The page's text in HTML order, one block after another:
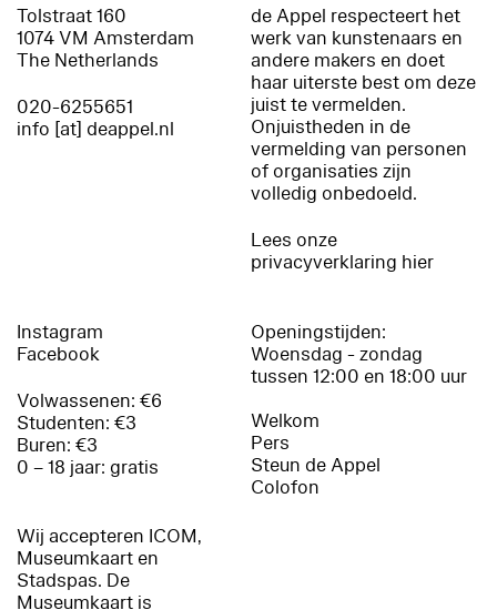
Tolstraat 160
1074 VM Amsterdam
The Netherlands
020-6255651
info [at] deappel.nl
de Appel respecteert het
werk van kunstenaars en
andere makers en doet
haar uiterste best om deze
juist te vermelden.
Onjuistheden in de
vermelding van personen
of organisaties zijn
volledig onbedoeld.
Lees onze
privacyverklaring hier
Instagram
Facebook
Volwassenen: €6
Studenten: €3
Buren: €3
0 – 18 jaar: gratis
Wij accepteren ICOM,
Museumkaart en
Stadspas. De
Museumkaart is
Openingstijden:
Woensdag - zondag
tussen 12:00 en 18:00 uur
Welkom
Pers
Steun de Appel
Colofon